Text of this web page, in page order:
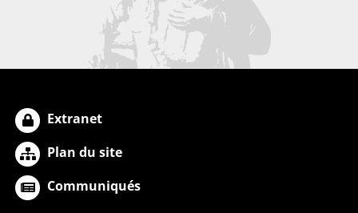
Extranet
Plan du site
Communiqués